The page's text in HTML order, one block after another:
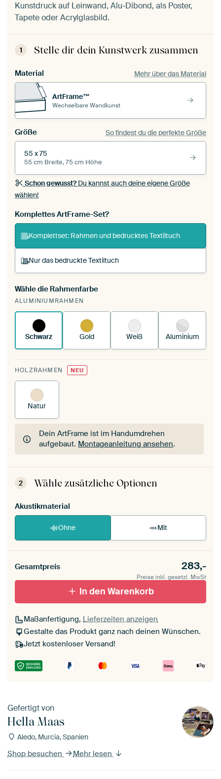
Kunstdruck auf Leinwand, Alu-Dibond, als Poster,
Tapete oder Acrylglasbild.
1 Stelle dir dein Kunstwerk zusammen
Material Mehr über das Material
ArtFrame™
Wechselbare Wandkunst
Größe So findest du die perfekte Größe
55 x 75
55 cm Breite, 75 cm Höhe
Schon gewusst?Du kannst auch deine eigene Größe
wählen!
Komplettes ArtFrame-Set?
Komplettset: Rahmen und bedrucktes Textiltuch
Nur das bedruckte Textiltuch
Du spannst einen wechselbaren Textiltuch in
deinen vorhandenen ArtFrame™.
funktioniert es.
Wähle die Rahmenfarbe
ALUMINIUMRAHMEN
Schwarz Gold Weiß Aluminium
HOLZRAHMEN NEU
Natur
Dein ArtFrame ist im Handumdrehen
aufgebaut. Montageanleitung ansehen.
Dein ArtFrame ist im Handumdrehen
aufgebaut.Montageanleitung ansehen
2 Wähle zusätzliche Optionen
Akustikmaterial
Ohne Mit
Gesamtpreis 283,-
Preise inkl. gesetzl. MwSt
In den Warenkorb
Maßanfertigung, Lieferzeiten anzeigen
Gestalte das Produkt ganz nach deinen Wünschen.
Jetzt kostenloser Versand!
Gefertigt von
Hella Maas
Aledo, Murcia, Spanien
Shop besuchen Mehr lesen